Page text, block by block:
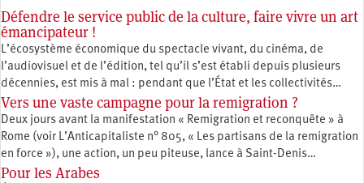
Défendre le service public de la culture, faire vivre un art
émancipateur !
L’écosystème économique du spectacle vivant, du cinéma, de
l’audiovisuel et de l’édition, tel qu’il s’est établi depuis plusieurs
décennies, est mis à mal : pendant que l’État et les collectivités…
Vers une vaste campagne pour la remigration ?
Deux jours avant la manifestation « Remigration et reconquête » à
Rome (voir L’Anticapitaliste n° 805, « Les partisans de la remigration
en force »), une action, un peu piteuse, lance à Saint-Denis…
Pour les Arabes